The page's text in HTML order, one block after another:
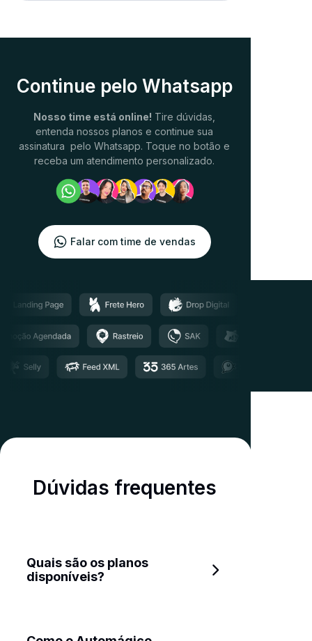
Continue pelo Whatsapp
Nosso time está online! Tire dúvidas,
entenda nossos planos e continue sua
assinatura pelo Whatsapp. Toque no botão e
receba um atendimento personalizado.
Falar com time de vendas
Dúvidas frequentes
Quais são os planos
disponíveis?